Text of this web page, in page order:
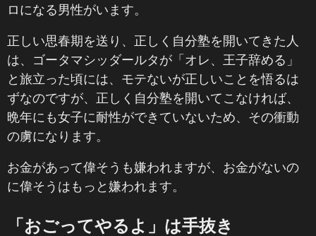
ロになる男性がいます。
正しい思春期を送り、正しく自分塾を開いてきた人
は、ゴータマシッダールタが「オレ、王子辞める」
と旅立った頃には、モテないが正しいことを悟るは
ずなのですが、正しく自分塾を開いてこなければ、
晩年にも女子に耐性ができていないため、その衝動
の虜になります。
お金があって偉そうも嫌われますが、お金がないの
に偉そうはもっと嫌われます。
「おごってやるよ」は手抜き